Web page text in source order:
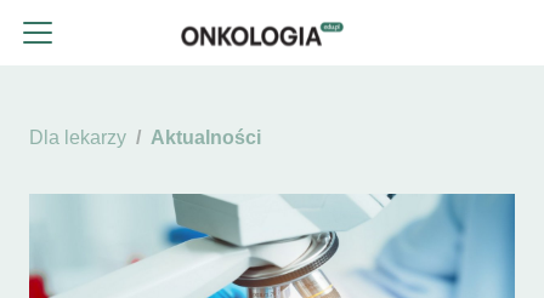
Dla lekarzy Aktualności